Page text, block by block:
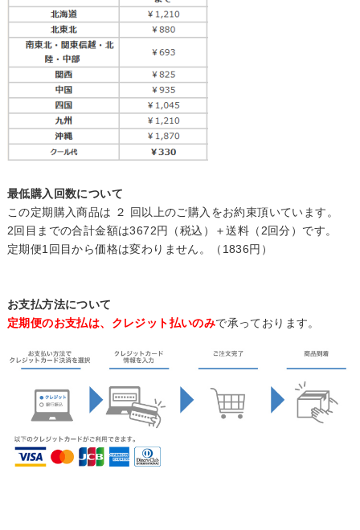
最低購入回数について
この定期購入商品は ２ 回以上のご購入をお約束頂いています。
2回目までの合計金額は3672円（税込）＋送料（2回分）です。
定期便1回目から価格は変わりません。（1836円）
お支払方法について
定期便のお支払は、クレジット払いのみで承っております。